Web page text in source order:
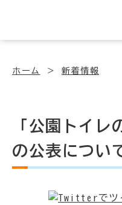
ホーム 新着情報
「公園トイレ
の公表につい